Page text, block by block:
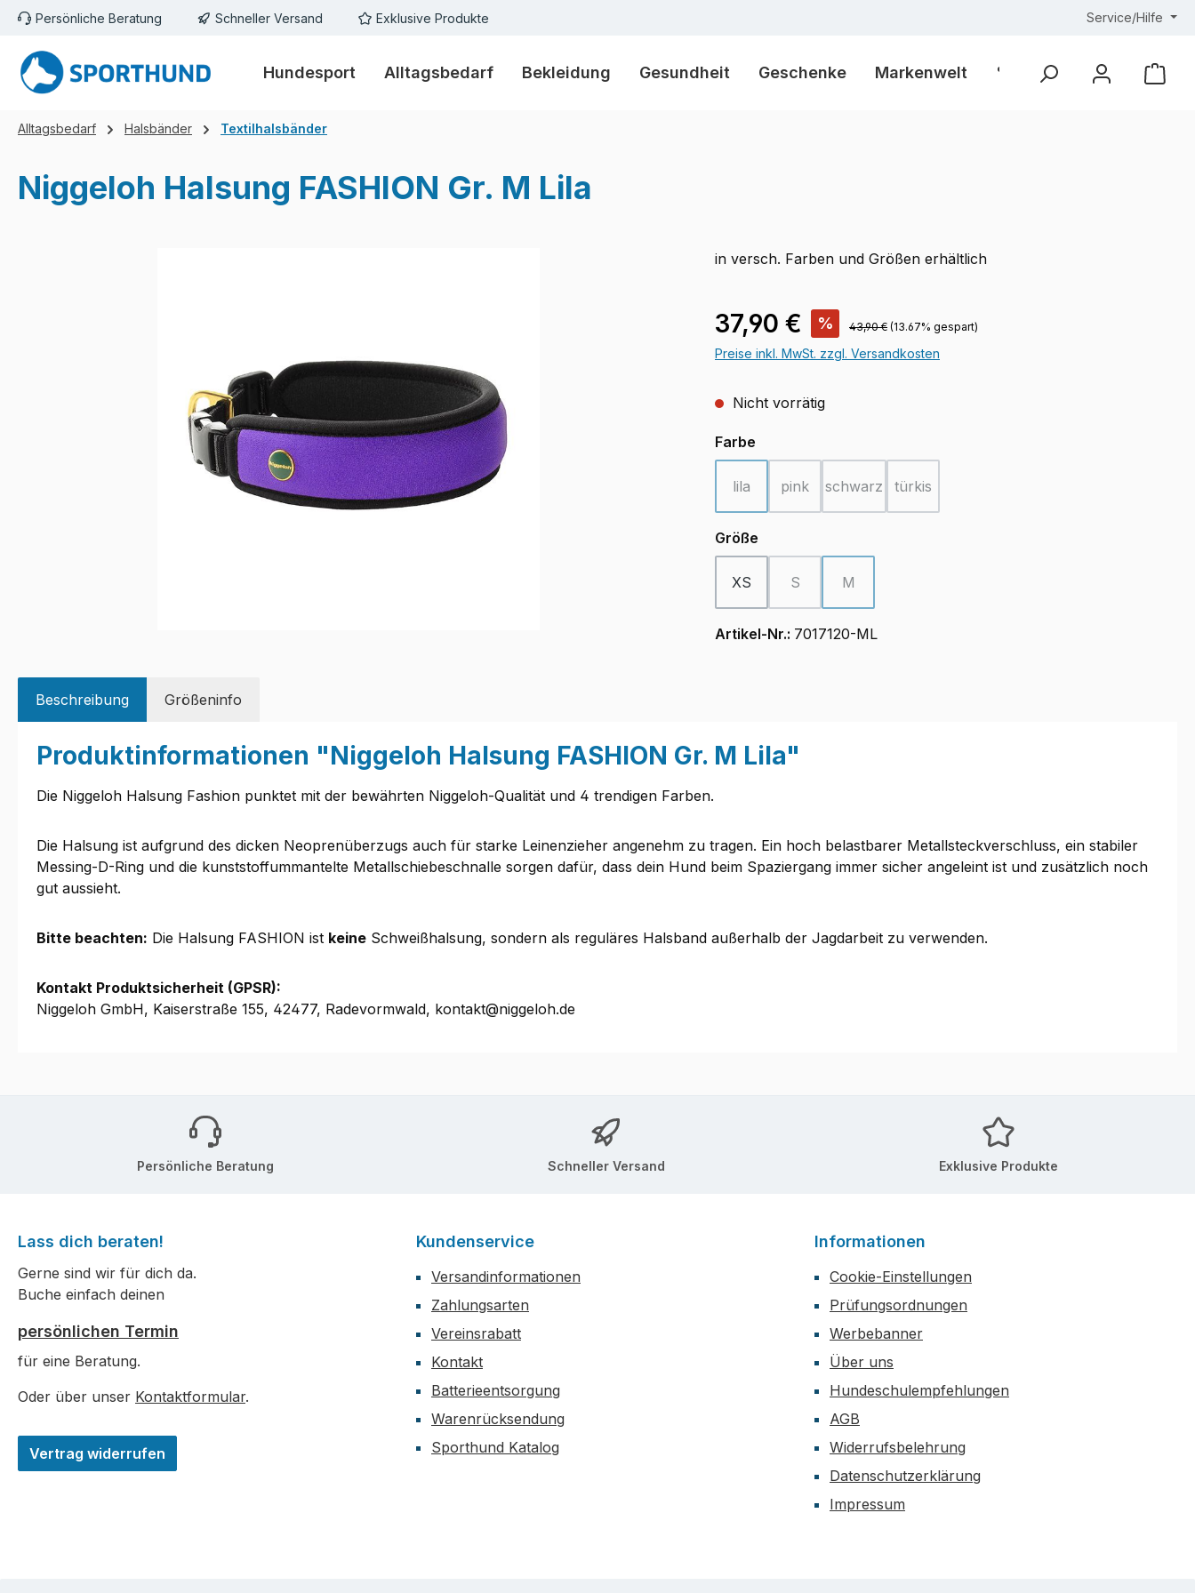
Hauptinhalt springen
Zur Suche springen
Zur Hauptnavigation springen
Persönliche Beratung Schneller Versand Exklusive Produkte Service/Hilfe
Hundesport Alltagsbedarf Bekleidung Gesundheit Geschenke Markenwelt % Outlet %
Alltagsbedarf Halsbänder Textilhalsbänder
Niggeloh Halsung FASHION Gr. M Lila
in versch. Farben und Größen erhältlich
Verkaufspreis:
37,90 € % Regulärer Preis:
43,90 € (13.67% gespart)
Preise inkl. MwSt. zzgl. Versandkosten
Nicht vorrätig
Farbe
lila
(Diese Option ist zurzeit nicht verfügbar.)
pink
(Diese Option ist zurzeit nicht verfügbar.)
schwarz
(Diese Option ist zurzeit nicht verfügbar.)
türkis
(Diese Option ist zurzeit nicht verfügbar.)
Größe
XS S
(Diese Option ist zurzeit nicht verfügbar.)
M
(Diese Option ist zurzeit nicht verfügbar.)
Artikel-Nr.: 7017120-ML
Beschreibung Größeninfo
Produktinformationen "Niggeloh Halsung FASHION Gr. M Lila"
Die Niggeloh Halsung Fashion punktet mit der bewährten Niggeloh-Qualität und 4 trendigen Farben.
Die Halsung ist aufgrund des dicken Neoprenüberzugs auch für starke Leinenzieher angenehm zu tragen. Ein hoch belastbarer Metallsteckverschluss, ein stabiler
Messing-D-Ring und die kunststoffummantelte Metallschiebeschnalle sorgen dafür, dass dein Hund beim Spaziergang immer sicher angeleint ist und zusätzlich noch
gut aussieht.
Bitte beachten: Die Halsung FASHION ist keine Schweißhalsung, sondern als reguläres Halsband außerhalb der Jagdarbeit zu verwenden.
Kontakt Produktsicherheit (GPSR):
Niggeloh GmbH, Kaiserstraße 155, 42477, Radevormwald, kontakt@niggeloh.de
Persönliche Beratung Schneller Versand Exklusive Produkte
Lass dich beraten!
Gerne sind wir für dich da.
Buche einfach deinen
persönlichen Termin
für eine Beratung.
Oder über unser Kontaktformular.
Vertrag widerrufen
Kundenservice
Versandinformationen
Zahlungsarten
Vereinsrabatt
Kontakt
Batterieentsorgung
Warenrücksendung
Sporthund Katalog
Informationen
Cookie-Einstellungen
Prüfungsordnungen
Werbebanner
Über uns
Hundeschulempfehlungen
AGB
Widerrufsbelehrung
Datenschutzerklärung
Impressum